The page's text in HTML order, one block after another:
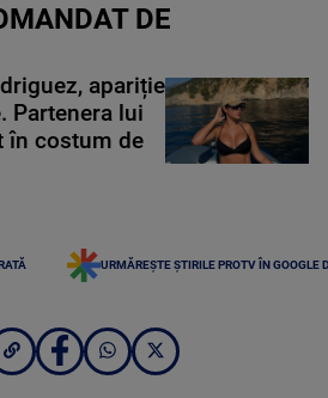
DE
apariție
Partenera lui
în costum de
URMĂREȘTE ȘTIRILE PROTV ÎN GOOGLE